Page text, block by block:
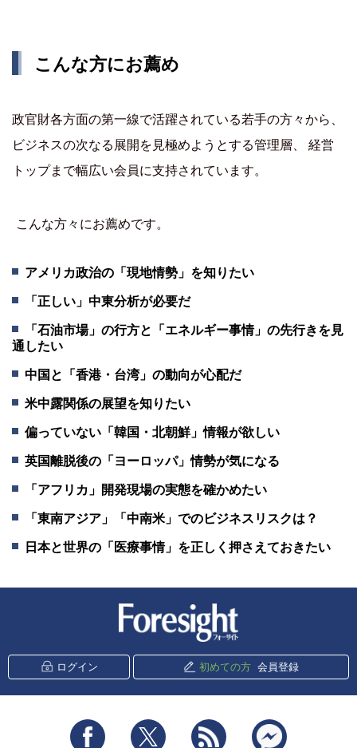
こんな方にお薦め
政官財各方面の第一線で活躍されている若手の方々から、
ビジネスの次なる展開を見極めようとする管理層、 経営
トップまで幅広い会員に支持されています。
こんな方々にお薦めです。
アメリカ政治の「現地情勢」を知りたい
「正しい」中東分析が必要だ
「石油市場」の行方と「エネルギー事情」の先行きを見
通したい
中国と「香港・台湾」の動向が心配だ
米中露関係の展望を知りたい
偏っていない「韓国・北朝鮮」情報が欲しい
英国離脱後の「ヨーロッパ」情勢が気になる
「アフリカ」開発現場の実態を確かめたい
「東南アジア」「中南米」でのビジネスリスクは？
日本と世界の「医療事情」を正しく押さえておきたい
ログイン 初めての方 会員登録
Facebook Twitter RSS